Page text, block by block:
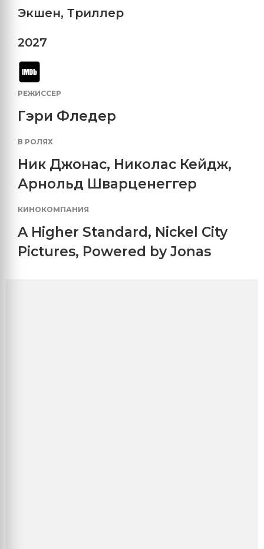
Экшен, Триллер
2027
РЕЖИССЕР
Гэри Фледер
В РОЛЯХ
Ник Джонас, Николас Кейдж,
Арнольд Шварценеггер
КИНОКОМПАНИЯ
A Higher Standard, Nickel City
Pictures, Powered by Jonas